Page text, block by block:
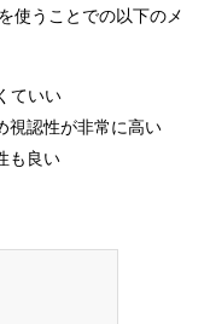
使うことでの以下のメ
ていい
視認性が非常に高い
も良い